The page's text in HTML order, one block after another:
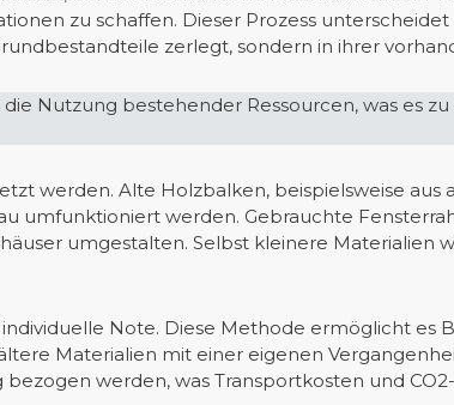
zu schaffen. Dieser Prozess
zerlegt, sondern in ihrer
Nutzung bestehender Ressourcen, was es
werden. Alte Holzbalken, beispielsweise
werden. Gebrauchte
umgestalten. Selbst kleinere Materialien
Note. Diese Methode ermöglicht es
Materialien mit einer eigenen
werden, was Transportkosten und